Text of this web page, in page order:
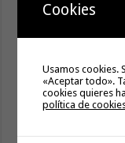
Cookies
Usamos cookies.
«Aceptar todo».
cookies quieres
política de